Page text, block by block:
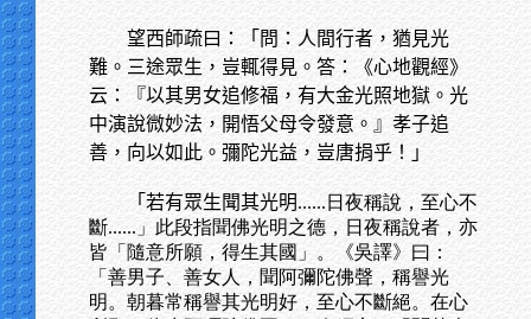
望西師疏曰：「問：人間行者，猶見光
難。三途眾生，豈輒得見。答：《心地觀經》
云：『以其男女追修福，有大金光照地獄。光
中演說微妙法，開悟父母令發意。』孝子追
善，向以如此。彌陀光益，豈唐捐乎！」
「若有眾生聞其光明......日夜稱說，至心不
斷......」此段指聞佛光明之德，日夜稱說者，亦
皆「隨意所願，得生其國」。《吳譯》曰：
「善男子、善女人，聞阿彌陀佛聲，稱譽光
明。朝暮常稱譽其光明好，至心不斷絕。在心